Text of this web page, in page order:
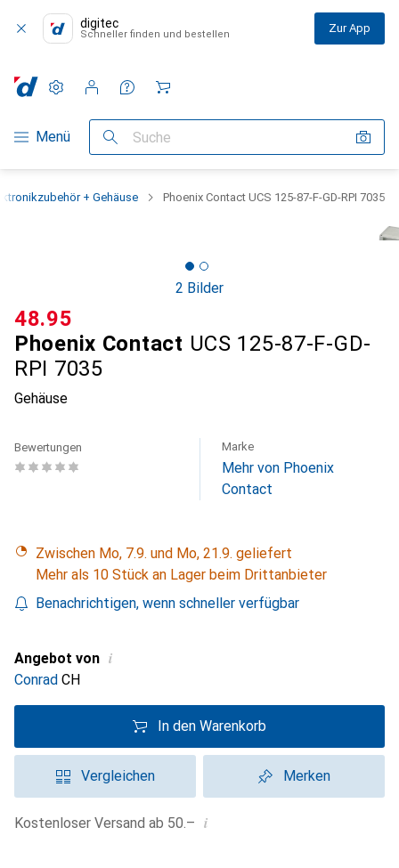
digitec
Schneller finden und bestellen Zur App
Navigation nach Kategorien
Menü Suche
Einstellungen
Kundenkonto
Vergleichslisten
Merklisten
Warenkorb
+ Gehäuse Phoenix Contact UCS 125-87-F-GD-RPI 7035
2 Bilder
Phoenix Contact UCS 125-87-F-GD-
RPI 7035
Gehäuse
CHF
48.95
Bewertungen Marke
Mehr von Phoenix
Contact
Zwischen Mo, 7.9. und Mo, 21.9. geliefert
Mehr als 10 Stück an Lager beim Drittanbieter
Benachrichtigen, wenn schneller verfügbar
Angebot von i
Conrad CH
In den Warenkorb
Vergleichen Merken
Kostenloser Versand ab 50.– i